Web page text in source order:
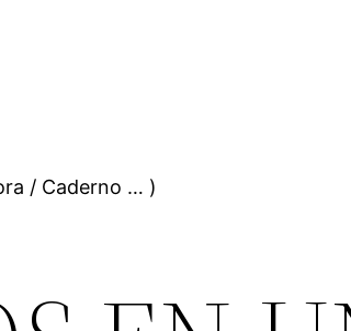
/ Caderno … )